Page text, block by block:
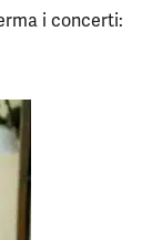
i concerti: